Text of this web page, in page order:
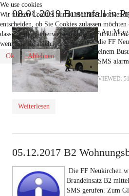
08.01.2019 Busunfall in
Am
die FF
einem
SMS
VIEWED:
Weiterlesen
05.12.2017 B2
Die FF Neukirchen
Brandeinsatz B2
SMS gerufen. Zum
We use cookies
Wir nutzen Cookies nur zu technisch
entscheiden, ob Sie Cookies zulassen
dass Sie möglicherweise nicht alle Funktionen
wenn Sie sie ablehnen.
Ok
Ablehnen